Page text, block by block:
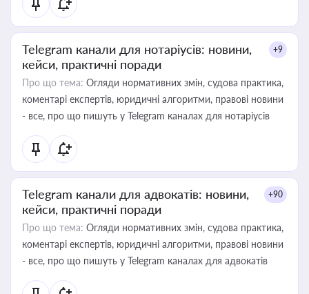
Telegram канали для нотаріусів: новини,
кейси, практичні поради
+9
Про що тема: Огляди нормативних змін, судова практика,
коментарі експертів, юридичні алгоритми, правові новини
- все, про що пишуть у Telegram каналах для нотаріусів
Telegram канали для адвокатів: новини,
кейси, практичні поради
+90
Про що тема: Огляди нормативних змін, судова практика,
коментарі експертів, юридичні алгоритми, правові новини
- все, про що пишуть у Telegram каналах для адвокатів